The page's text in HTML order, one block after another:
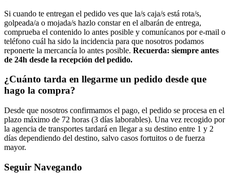
Si cuando te entregan el pedido ves que la/s caja/s está rota/s,
golpeada/a o mojada/s hazlo constar en el albarán de entrega,
comprueba el contenido lo antes posible y comunícanos por e-mail o
teléfono cuál ha sido la incidencia para que nosotros podamos
reponerte la mercancía lo antes posible. Recuerda: siempre antes
de 24h desde la recepción del pedido.
¿Cuánto tarda en llegarme un pedido desde que
hago la compra?
Desde que nosotros confirmamos el pago, el pedido se procesa en el
plazo máximo de 72 horas (3 días laborables). Una vez recogido por
la agencia de transportes tardará en llegar a su destino entre 1 y 2
días dependiendo del destino, salvo casos fortuitos o de fuerza
mayor.
Seguir Navegando